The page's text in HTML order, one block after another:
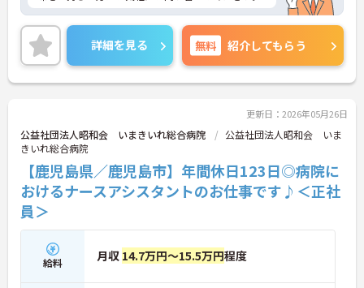
詳細を見る 無料 紹介してもらう
更新日：2026年05月26日
公益社団法人昭和会 いまきいれ総合病院
公益社団法人昭和会 いま
きいれ総合病院
【鹿児島県／鹿児島市】年間休日123日◎病院に
おけるナースアシスタントのお仕事です♪＜正社
員＞
給料 月収 14.7万円～15.5万円程度